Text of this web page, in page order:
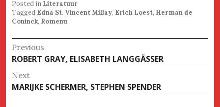
Posted in Literatuur
Tagged Edna St. Vincent Millay, Erich Loest, Herman de
Coninck, Romenu
Bericht
navigatie
Previous
Previous
post:
ROBERT GRAY, ELISABETH LANGGÄSSER
Next
Next
post:
MARIJKE SCHERMER, STEPHEN SPENDER